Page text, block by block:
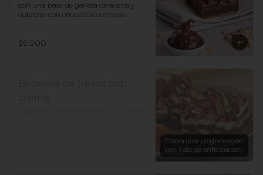
con una base de galleta de avena y
cubierto con chocolate cremoso.
$9.900
Disponible programando
con 1 día de anticipación.